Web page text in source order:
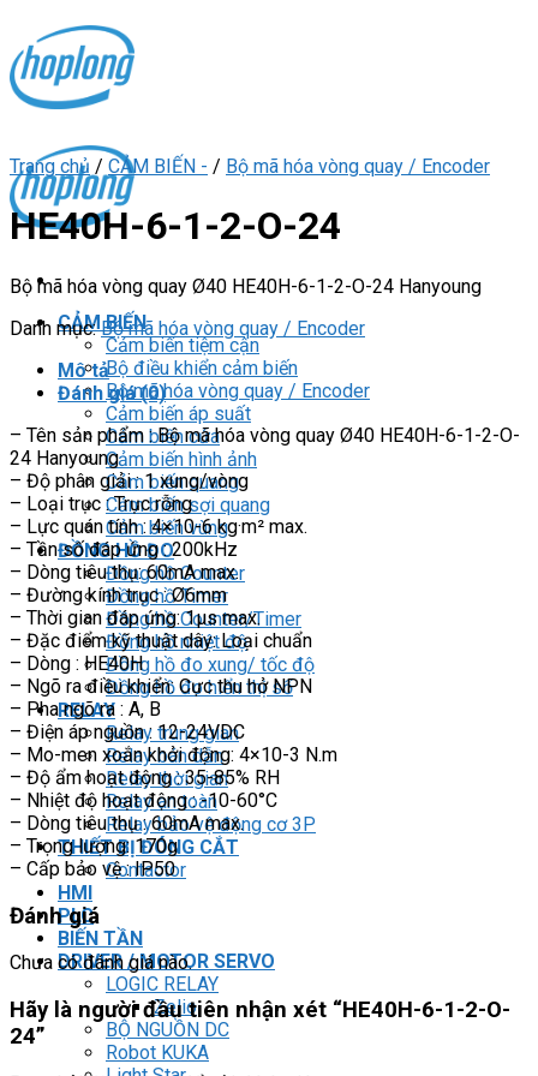
content
CẢM BIẾN
Cảm biến tiệm cận
Bộ điều khiển cảm biến
Bộ mã hóa vòng quay / Encoder
Cảm biến áp suất
Cảm biến cửa
Cảm biến hình ảnh
Cảm biến quang
Cảm biến sợi quang
Cảm biến vùng
ĐỒNG HỒ ĐO
Đồng hồ Counter
Đồng hồ Timer
Đồng hồ Counter/Timer
Đồng hồ nhiệt độ
Đồng hồ đo xung/ tốc độ
Đồng hồ đo hiển thị số
RELAY
Relay trung gian
Relay bán dẫn
Relay thời gian
Relay an toàn
Relay bảo vệ động cơ 3P
THIẾT BỊ ĐÓNG CẮT
Contactor
HMI
PLC
BIẾN TẦN
DRIVER / MOTOR SERVO
LOGIC RELAY
Zelio
BỘ NGUỒN DC
Robot KUKA
Trang chủ / CẢM BIẾN - / Bộ mã hóa vòng quay / Encoder
HE40H-6-1-2-O-24
Bộ mã hóa vòng quay Ø40 HE40H-6-1-2-O-24 Hanyoung
Danh mục:Bộ mã hóa vòng quay / Encoder
Mô tả
Đánh giá (0)
– Tên sản phẩm : Bộ mã hóa vòng quay Ø40 HE40H-6-1-2-O-
24 Hanyoung
– Độ phân giải : 1 xung/vòng
– Loại trục : Trục rỗng
– Lực quán tính : 4×10-6 kg·m² max.
– Tần số đáp ứng : 200kHz
– Dòng tiêu thụ: 60mA max.
– Đường kính trục : Ø6mm
– Thời gian đáp ứng: 1μs max.
– Đặc điểm kỹ thuật dây: Loại chuẩn
– Dòng : HE40H
– Ngõ ra điều khiển: Cực thu hở NPN
– Pha ngõ ra : A, B
– Điện áp nguồn : 12-24VDC
– Mo-men xoắn khởi động: 4×10-3 N.m
– Độ ẩm hoạt động : 35-85% RH
– Nhiệt độ hoạt động : -10-60°C
– Dòng tiêu thụ : 60mA max.
– Trọng lượng: 170g
– Cấp bảo vệ : IP50
Đánh giá
Chưa có đánh giá nào.
Hãy là người đầu tiên nhận xét “HE40H-6-1-2-O-
24”